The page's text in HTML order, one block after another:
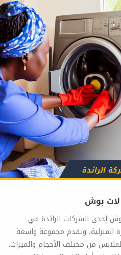
بوش
الرائدة
إحدى الشركات الرائدة في
المنزلية، وتقدم مجموعة واسعة
من مختلف الأحجام والميزات.